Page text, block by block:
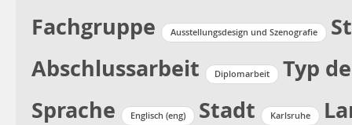
Fachgruppe Ausstellungsdesign und Szenografie
Abschlussarbeit
Diplomarbeit
Typ
Sprache
Englisch (eng) Stadt Karlsruhe